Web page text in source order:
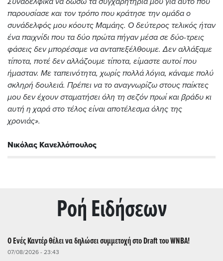
παρουσίασε και τον τρόπο που κράτησε την ομάδα ο
συνάδελφός μου κόουτς Μαμάης. Ο δεύτερος τελικός ήταν
ένα παιχνίδι που τα δύο πρώτα πήγαν μέσα σε δύο-τρεις
φάσεις δεν μπορέσαμε να ανταπεξέλθουμε. Δεν αλλάξαμε
τίποτα, ποτέ δεν αλλάζουμε τίποτα, είμαστε αυτοί που
ήμασταν. Με ταπεινότητα, χωρίς πολλά λόγια, κάναμε πολύ
σκληρή δουλειά. Πρέπει να το αναγνωρίζω στους παίκτες
μου δεν έχουν σταματήσει όλη τη σεζόν πρωί και βράδυ κι
αυτή η χαρά στο τέλος είναι αποτέλεσμα όλης της
χρονιάς».
Νικόλας Κανελλόπουλος
Ρoή Ειδήσεων
Ο Ενές Καντέρ θέλει να δηλώσει συμμετοχή στο Draft του WNBA!
07/08/2026 - 23:43